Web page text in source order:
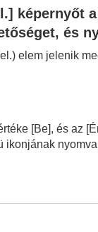
beállításai
képernyőt
és
) elem jelenik
[Be], és az
ikonjának